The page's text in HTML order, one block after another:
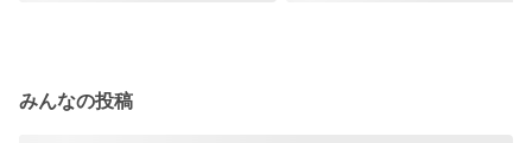
みんなの投稿